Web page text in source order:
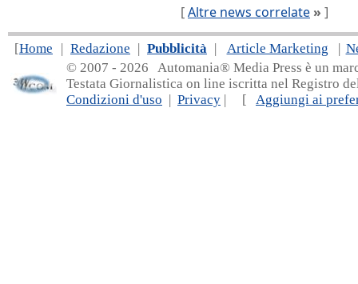
[Altre news correlate » ]
[Home | Redazione | Pubblicità | Article Marketing |
© 2007 - 2026 Automania® Media Press è un
Testata Giornalistica on line iscritta nel Registro
Condizioni d'uso | Privacy | [ Aggiungi ai